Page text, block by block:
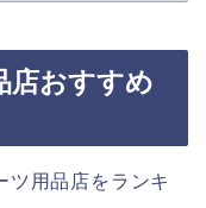
店おすすめ
ツ用品店をランキ